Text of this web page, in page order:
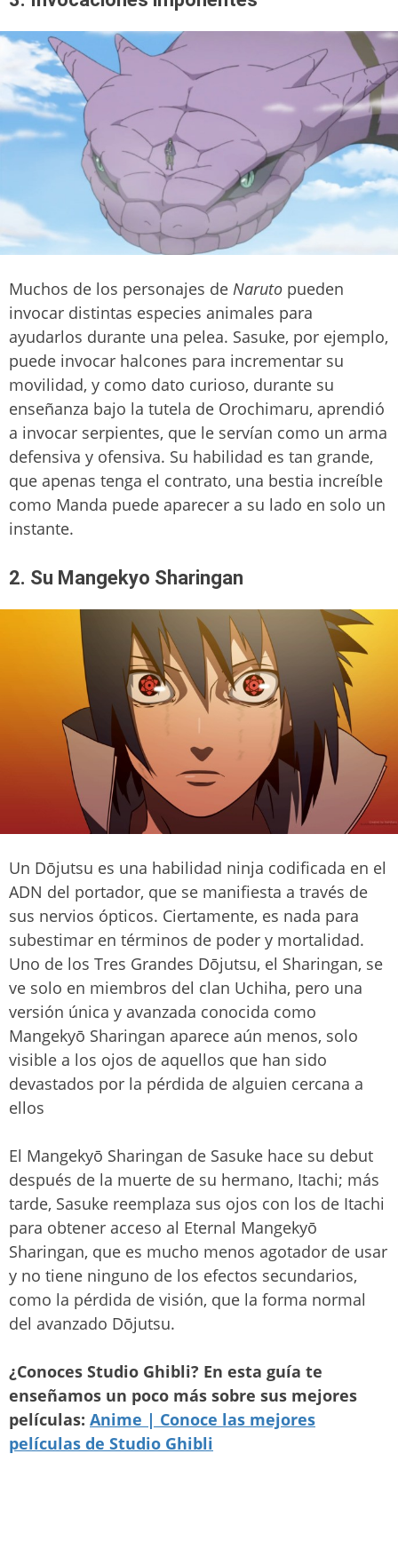
Muchos de los personajes de Naruto pueden
invocar distintas especies animales para
ayudarlos durante una pelea. Sasuke, por ejemplo,
puede invocar halcones para incrementar su
movilidad, y como dato curioso, durante su
enseñanza bajo la tutela de Orochimaru, aprendió
a invocar serpientes, que le servían como un arma
defensiva y ofensiva. Su habilidad es tan grande,
que apenas tenga el contrato, una bestia increíble
como Manda puede aparecer a su lado en solo un
instante.
2. Su Mangekyo Sharingan
Un Dōjutsu es una habilidad ninja codificada en el
ADN del portador, que se manifiesta a través de
sus nervios ópticos. Ciertamente, es nada para
subestimar en términos de poder y mortalidad.
Uno de los Tres Grandes Dōjutsu, el Sharingan, se
ve solo en miembros del clan Uchiha, pero una
versión única y avanzada conocida como
Mangekyō Sharingan aparece aún menos, solo
visible a los ojos de aquellos que han sido
devastados por la pérdida de alguien cercana a
ellos
El Mangekyō Sharingan de Sasuke hace su debut
después de la muerte de su hermano, Itachi; más
tarde, Sasuke reemplaza sus ojos con los de Itachi
para obtener acceso al Eternal Mangekyō
Sharingan, que es mucho menos agotador de usar
y no tiene ninguno de los efectos secundarios,
como la pérdida de visión, que la forma normal
del avanzado Dōjutsu.
¿Conoces Studio Ghibli? En esta guía te
enseñamos un poco más sobre sus mejores
películas: Anime | Conoce las mejores
películas de Studio Ghibli